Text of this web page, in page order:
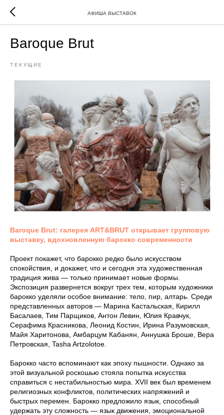
АФИША ВЫСТАВОК
Baroque Brut
ТЕКУЩИЕ
Baroque Brut: галерея ART&BRUT открывает групповую
выставку, вдохновленную барокко современности
Проект покажет, что барокко редко было искусством
спокойствия, и докажет, что и сегодня эта художественная
традиция жива — только принимает новые формы.
Экспозиция развернется вокруг трех тем, которым художники
барокко уделяли особое внимание: тело, пир, алтарь. Среди
представленных авторов — Марина Кастальская, Кирилл
Басалаев, Тим Парщиков, Антон Левин, Юлия Кравчук,
Серафима Красникова, Леонид Костин, Ирина Разумовская,
Майя Харитонова, Амбарцум Кабанян, Аннушка Броше, Вера
Петровская, Tasha Artzolotoe.
Барокко часто вспоминают как эпоху пышности. Однако за
этой визуальной роскошью стояла попытка искусства
справиться с нестабильностью мира. XVII век был временем
религиозных конфликтов, политических напряжений и
быстрых перемен. Барокко предложило язык, способный
удержать эту сложность — язык движения, эмоциональной